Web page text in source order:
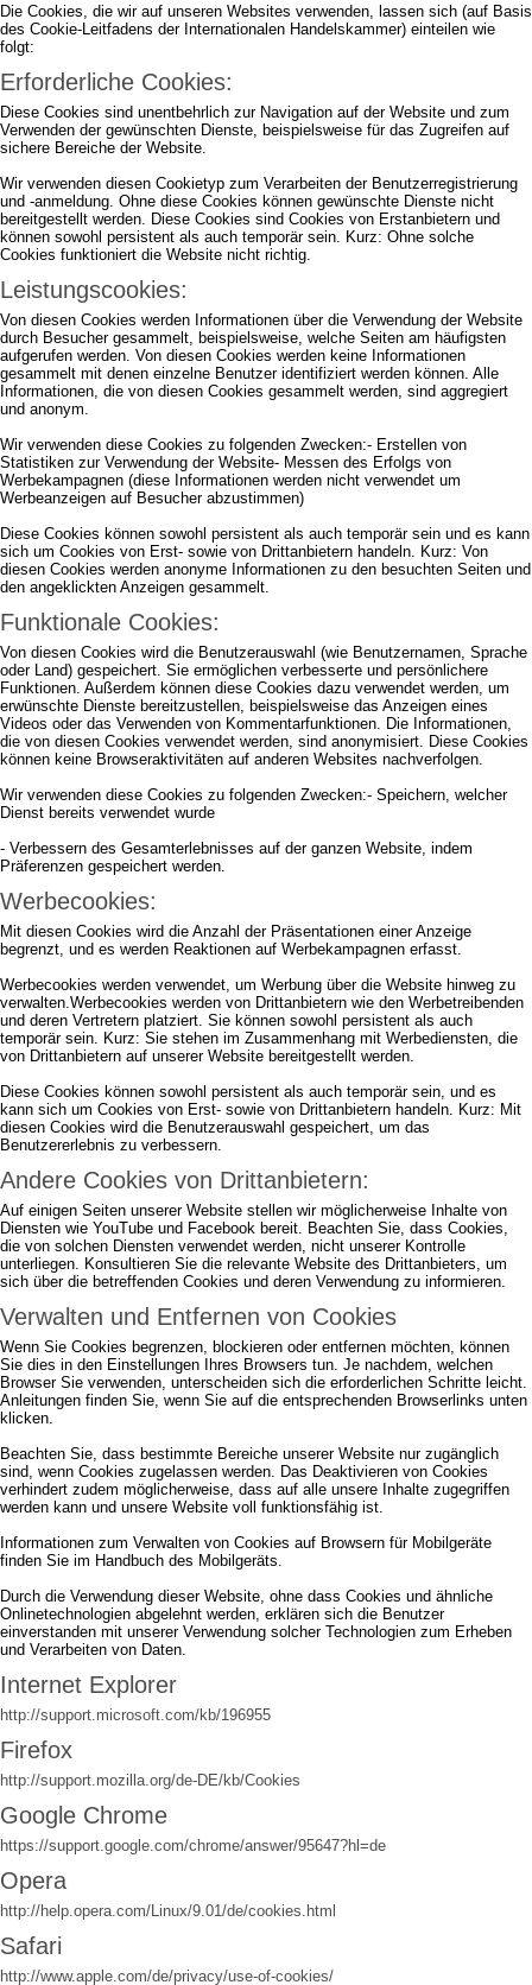
Die Cookies, die wir auf unseren Websites verwenden, lassen sich (auf Basis
des Cookie-Leitfadens der Internationalen Handelskammer) einteilen wie
folgt:
Erforderliche Cookies:
Diese Cookies sind unentbehrlich zur Navigation auf der Website und zum
Verwenden der gewünschten Dienste, beispielsweise für das Zugreifen auf
sichere Bereiche der Website.
Wir verwenden diesen Cookietyp zum Verarbeiten der Benutzerregistrierung
und -anmeldung. Ohne diese Cookies können gewünschte Dienste nicht
bereitgestellt werden. Diese Cookies sind Cookies von Erstanbietern und
können sowohl persistent als auch temporär sein. Kurz: Ohne solche
Cookies funktioniert die Website nicht richtig.
Leistungscookies:
Von diesen Cookies werden Informationen über die Verwendung der Website
durch Besucher gesammelt, beispielsweise, welche Seiten am häufigsten
aufgerufen werden. Von diesen Cookies werden keine Informationen
gesammelt mit denen einzelne Benutzer identifiziert werden können. Alle
Informationen, die von diesen Cookies gesammelt werden, sind aggregiert
und anonym.
Wir verwenden diese Cookies zu folgenden Zwecken:- Erstellen von
Statistiken zur Verwendung der Website- Messen des Erfolgs von
Werbekampagnen (diese Informationen werden nicht verwendet um
Werbeanzeigen auf Besucher abzustimmen)
Diese Cookies können sowohl persistent als auch temporär sein und es kann
sich um Cookies von Erst- sowie von Drittanbietern handeln. Kurz: Von
diesen Cookies werden anonyme Informationen zu den besuchten Seiten und
den angeklickten Anzeigen gesammelt.
Funktionale Cookies:
Von diesen Cookies wird die Benutzerauswahl (wie Benutzernamen, Sprache
oder Land) gespeichert. Sie ermöglichen verbesserte und persönlichere
Funktionen. Außerdem können diese Cookies dazu verwendet werden, um
erwünschte Dienste bereitzustellen, beispielsweise das Anzeigen eines
Videos oder das Verwenden von Kommentarfunktionen. Die Informationen,
die von diesen Cookies verwendet werden, sind anonymisiert. Diese Cookies
können keine Browseraktivitäten auf anderen Websites nachverfolgen.
Wir verwenden diese Cookies zu folgenden Zwecken:- Speichern, welcher
Dienst bereits verwendet wurde
- Verbessern des Gesamterlebnisses auf der ganzen Website, indem
Präferenzen gespeichert werden.
Werbecookies:
Mit diesen Cookies wird die Anzahl der Präsentationen einer Anzeige
begrenzt, und es werden Reaktionen auf Werbekampagnen erfasst.
Werbecookies werden verwendet, um Werbung über die Website hinweg zu
verwalten.Werbecookies werden von Drittanbietern wie den Werbetreibenden
und deren Vertretern platziert. Sie können sowohl persistent als auch
temporär sein. Kurz: Sie stehen im Zusammenhang mit Werbediensten, die
von Drittanbietern auf unserer Website bereitgestellt werden.
Diese Cookies können sowohl persistent als auch temporär sein, und es
kann sich um Cookies von Erst- sowie von Drittanbietern handeln. Kurz: Mit
diesen Cookies wird die Benutzerauswahl gespeichert, um das
Benutzererlebnis zu verbessern.
Andere Cookies von Drittanbietern:
Auf einigen Seiten unserer Website stellen wir möglicherweise Inhalte von
Diensten wie YouTube und Facebook bereit. Beachten Sie, dass Cookies,
die von solchen Diensten verwendet werden, nicht unserer Kontrolle
unterliegen. Konsultieren Sie die relevante Website des Drittanbieters, um
sich über die betreffenden Cookies und deren Verwendung zu informieren.
Verwalten und Entfernen von Cookies
Wenn Sie Cookies begrenzen, blockieren oder entfernen möchten, können
Sie dies in den Einstellungen Ihres Browsers tun. Je nachdem, welchen
Browser Sie verwenden, unterscheiden sich die erforderlichen Schritte leicht.
Anleitungen finden Sie, wenn Sie auf die entsprechenden Browserlinks unten
klicken.
Beachten Sie, dass bestimmte Bereiche unserer Website nur zugänglich
sind, wenn Cookies zugelassen werden. Das Deaktivieren von Cookies
verhindert zudem möglicherweise, dass auf alle unsere Inhalte zugegriffen
werden kann und unsere Website voll funktionsfähig ist.
Informationen zum Verwalten von Cookies auf Browsern für Mobilgeräte
finden Sie im Handbuch des Mobilgeräts.
Durch die Verwendung dieser Website, ohne dass Cookies und ähnliche
Onlinetechnologien abgelehnt werden, erklären sich die Benutzer
einverstanden mit unserer Verwendung solcher Technologien zum Erheben
und Verarbeiten von Daten.
Internet Explorer
http://support.microsoft.com/kb/196955
Firefox
http://support.mozilla.org/de-DE/kb/Cookies
Google Chrome
https://support.google.com/chrome/answer/95647?hl=de
Opera
http://help.opera.com/Linux/9.01/de/cookies.html
Safari
http://www.apple.com/de/privacy/use-of-cookies/